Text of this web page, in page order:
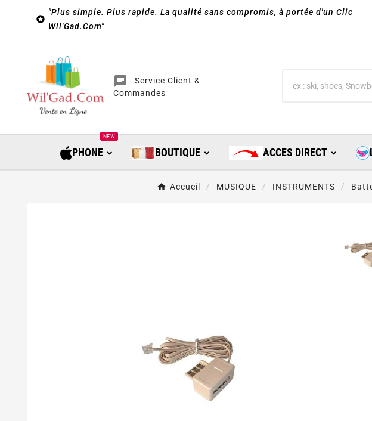

"Plus simple. Plus rapide. La qualité sans compromis, à portée d'un Clic
Wil'Gad.Com"
chat
Service Client &
Commandes
PHONE
NEW
BOUTIQUE ACCES DIRECT
Accueil MUSIQUE INSTRUMENTS